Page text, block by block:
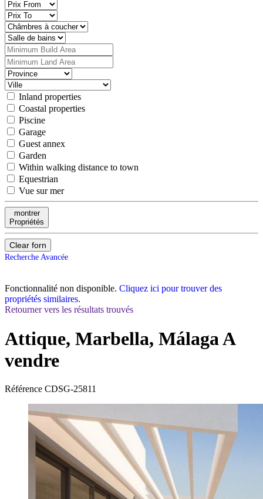
Inland properties
Coastal properties
Piscine
Garage
Guest annex
Garden
Within walking distance to town
Equestrian
Vue sur mer
montrer
Propriétés
Clear forn
Recherche Avancée
Fonctionnalité non disponible. Cliquez ici pour trouver des
propriétés similaires.
Retourner vers les résultats trouvés
Attique, Marbella, MálagaA
vendre
Référence CDSG-25811